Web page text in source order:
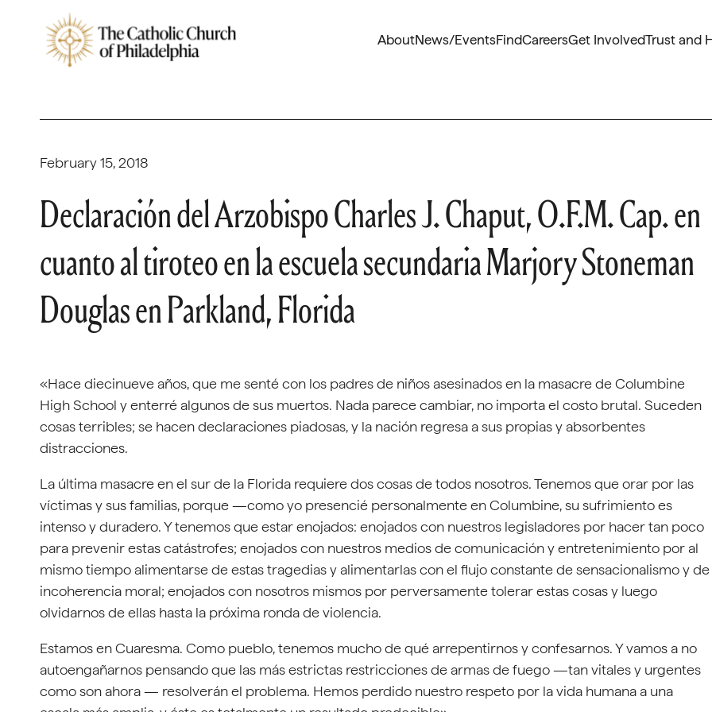
AboutNews/EventsFindCareersGet InvolvedTrust and
February 15, 2018
Declaración del Arzobispo Charles J. Chaput, O.F.M. Cap. en
cuanto al tiroteo en la escuela secundaria Marjory Stoneman
Douglas en Parkland, Florida
«Hace diecinueve años, que me senté con los padres de niños asesinados en la masacre de Columbine
High School y enterré algunos de sus muertos. Nada parece cambiar, no importa el costo brutal. Suceden
cosas terribles; se hacen declaraciones piadosas, y la nación regresa a sus propias y absorbentes
distracciones.
La última masacre en el sur de la Florida requiere dos cosas de todos nosotros. Tenemos que orar por las
víctimas y sus familias, porque —como yo presencié personalmente en Columbine, su sufrimiento es
intenso y duradero. Y tenemos que estar enojados: enojados con nuestros legisladores por hacer tan poco
para prevenir estas catástrofes; enojados con nuestros medios de comunicación y entretenimiento por al
mismo tiempo alimentarse de estas tragedias y alimentarlas con el flujo constante de sensacionalismo y de
incoherencia moral; enojados con nosotros mismos por perversamente tolerar estas cosas y luego
olvidarnos de ellas hasta la próxima ronda de violencia.
Estamos en Cuaresma. Como pueblo, tenemos mucho de qué arrepentirnos y confesarnos. Y vamos a no
autoengañarnos pensando que las más estrictas restricciones de armas de fuego —tan vitales y urgentes
como son ahora — resolverán el problema. Hemos perdido nuestro respeto por la vida humana a una